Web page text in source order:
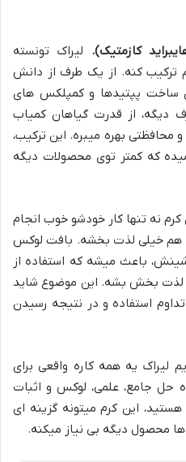
کازمتیک). لیراک تونسته
ترکیب کنه. از یک طرف از دانش
ساخت پپتیدها و کمپلکس های
دیگه، از قدرت گیاهان کمیاب
محافظتی بهره میبره. این ترکیب،
که کمتر توی محصولات دیگه
کرم نه تنها کار خودشو خوب انجام
هم خیلی لذت بخشه. بافت لوکس
باعث میشه که استفاده از
لذت بخش بشه. این موضوع شاید
استفاده و در نتیجه رسیدن
لیراک یه همه کاره واقعی برای
حل جامع، علمی، لوکس و اثبات
این کرم میتونه گزینه ای
محصول دیگه بی نیاز میکنه.